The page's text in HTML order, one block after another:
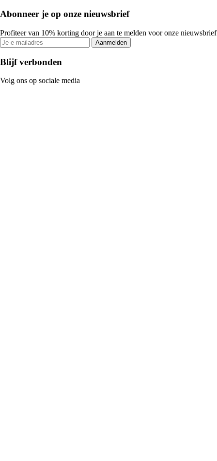
Abonneer je op onze nieuwsbrief
Profiteer van 10% korting door je aan te melden voor onze nieuwsbrief
Aanmelden
Blijf verbonden
Volg ons op sociale media